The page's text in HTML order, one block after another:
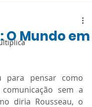
O Mundo em
de 5 estrelas.
para pensar como
sem a
diria Rousseau, o